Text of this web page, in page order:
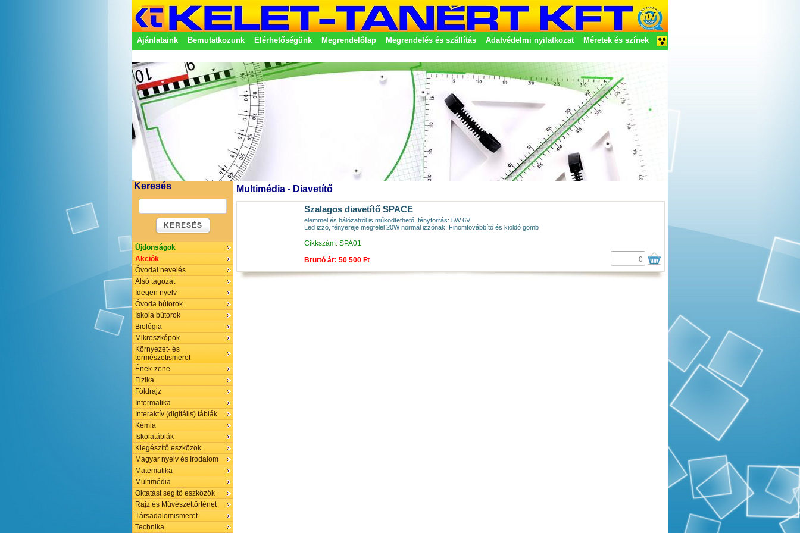
Ajánlataink Bemutatkozunk Elérhetőségünk Megrendelőlap Megrendelés és szállítás Adatvédelmi nyilatkozat
Méretek és színek
Keresés
KERESÉS
Újdonságok
Akciók
Óvodai nevelés
Alsó tagozat
Idegen nyelv
Óvoda bútorok
Iskola bútorok
Biológia
Mikroszkópok
Környezet- és
természetismeret
Ének-zene
Fizika
Földrajz
Informatika
Interaktív (digitális) táblák
Kémia
Iskolatáblák
Kiegészítő eszközök
Magyar nyelv és Irodalom
Matematika
Multimédia
Oktatást segítő eszközök
Rajz és Művészettörténet
Társadalomismeret
Technika
Multimédia - Diavetítő
Szalagos diavetítő SPACE
elemmel és hálózatról is működtethető, fényforrás: 5W 6V
Led izzó, fényereje megfelel 20W normál izzónak. Finomtovábbító és kioldó gomb
Cikkszám: SPA01
Bruttó ár: 50 500 Ft